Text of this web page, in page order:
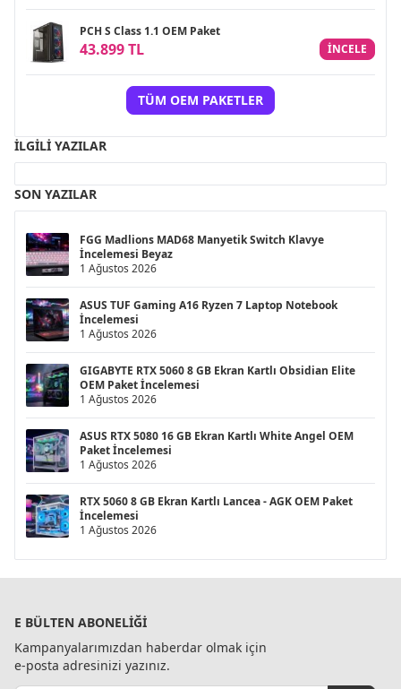
PCH S Class 1.1 OEM Paket
43.899 TL INCELE
TÜM OEM PAKETLER
İLGILI YAZILAR
SON YAZILAR
FGG Madlions MAD68 Manyetik Switch Klavye
İncelemesi Beyaz
1 Ağustos 2026
ASUS TUF Gaming A16 Ryzen 7 Laptop Notebook
İncelemesi
1 Ağustos 2026
GIGABYTE RTX 5060 8 GB Ekran Kartlı Obsidian Elite
OEM Paket İncelemesi
1 Ağustos 2026
ASUS RTX 5080 16 GB Ekran Kartlı White Angel OEM
Paket İncelemesi
1 Ağustos 2026
RTX 5060 8 GB Ekran Kartlı Lancea - AGK OEM Paket
İncelemesi
1 Ağustos 2026
E BÜLTEN ABONELIĞI
Kampanyalarımızdan haberdar olmak için
e-posta adresinizi yazınız.